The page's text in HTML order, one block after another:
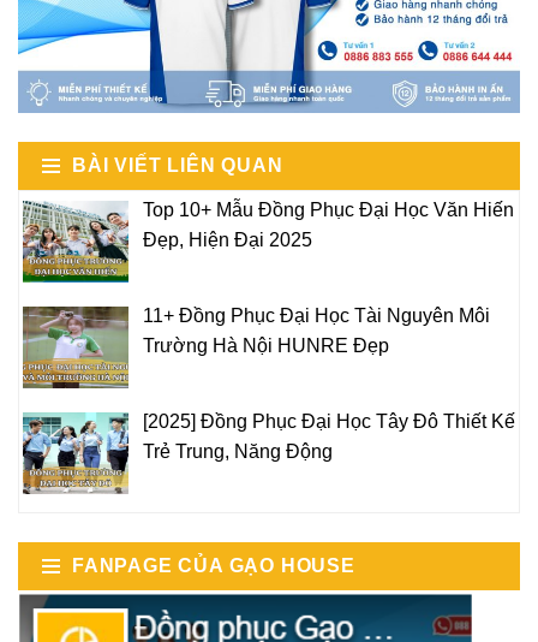
BÀI VIẾT LIÊN QUAN
Top 10+ Mẫu Đồng Phục Đại Học Văn Hiến
Đẹp, Hiện Đại 2025
11+ Đồng Phục Đại Học Tài Nguyên Môi
Trường Hà Nội HUNRE Đẹp
[2025] Đồng Phục Đại Học Tây Đô Thiết Kế
Trẻ Trung, Năng Động
FANPAGE CỦA GẠO HOUSE